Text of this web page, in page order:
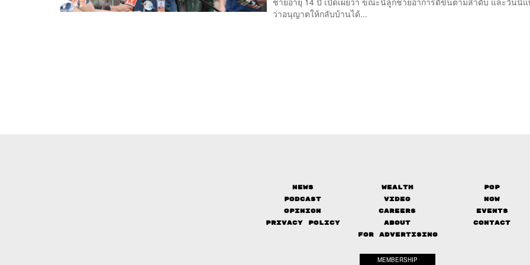
ว่าอนุญาตให้กลับบ้านได้...
News Wealth
Pop
Podcast
Video
Now
Opinion
Careers
Events
Privacy Policy
About
Contact
FOR ADVERTISING
MEMBERSHIP